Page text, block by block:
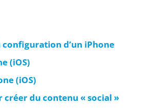
d’un iPhone
(iOS)
(iOS)
du contenu « social »